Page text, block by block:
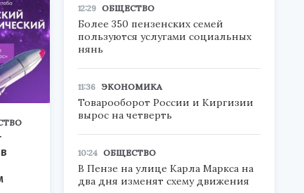
12:29 ОБЩЕСТВО
Более 350 пензенских семей
пользуются услугами социальных
нянь
11:36 ЭКОНОМИКА
Товарооборот России и Киргизии
вырос на четверть
10:24 ОБЩЕСТВО
В Пензе на улице Карла Маркса на
два дня изменят схему движения